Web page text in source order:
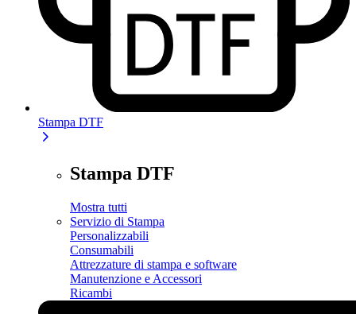
Stampa DTF
Stampa DTF
Mostra tutti
Servizio di Stampa
Personalizzabili
Consumabili
Attrezzature di stampa e software
Manutenzione e Accessori
Ricambi